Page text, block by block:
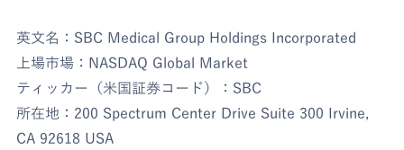
英文名：SBC Medical Group Holdings Incorporated
上場市場：NASDAQ Global Market
ティッカー（米国証券コード）：SBC
所在地：200 Spectrum Center Drive Suite 300 Irvine,
CA 92618 USA